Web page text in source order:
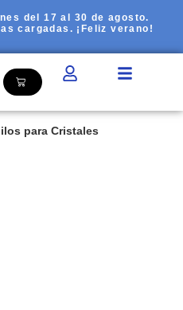
del 17 al 30 de agosto.
cargadas. ¡Feliz verano!
para Cristales